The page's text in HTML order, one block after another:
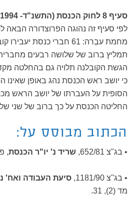
סעיף 8 לחוק הכנסת (התשנ"ד- 1994)
לפי סעיף זה נהוגה הפרוצדורה
מחמת עבֵרה: 61 חברי כנסת
תמליץ ברוב של שלושה רבעים
הגשת הקובלנה תלויה גם בהחלטה
כי יושב ראש הכנסת נהג באופן
הסופית על העברתו של יושב הראש
החליטה הכנסת על כך ברוב של שני
הכתוב מבוסס על:
• בג"צ 652/81, שריד נ' יו"ר הכנסת,
• בג"צ 1181/90, סיעת העבודה ואח'
מד (2), 31.